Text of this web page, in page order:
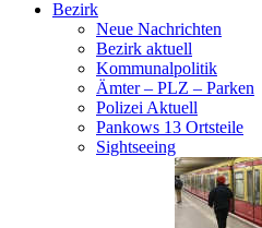
Bezirk
Neue Nachrichten
Bezirk aktuell
Kommunalpolitik
Ämter – PLZ – Parken
Polizei Aktuell
Pankows 13 Ortsteile
Sightseeing